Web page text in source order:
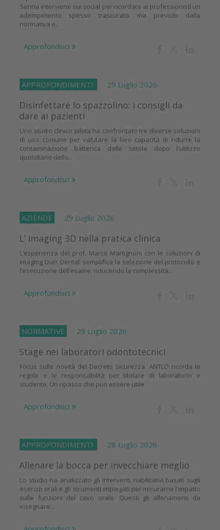
Senna interviene sui social per ricordare ai professionisti un
adempimento spesso trascurato ma previsto dalla
normativa e...
Approfondisci
APPROFONDIMENTI 29 Luglio 2026
Disinfettare lo spazzolino: i consigli da
dare ai pazienti
Uno studio clinico pilota ha confrontato tre diverse soluzioni
di uso comune per valutare la loro capacità di ridurre la
contaminazione batterica delle setole dopo l'utilizzo
quotidiano dello...
Approfondisci
AZIENDE 29 Luglio 2026
L’ imaging 3D nella pratica clinica
L’esperienza del prof. Marco Martignoni con le soluzioni di
imaging Dürr Dental: semplifica la selezione del protocollo e
l’esecuzione dell’esame, riducendo la complessità...
Approfondisci
NORMATIVE 29 Luglio 2026
Stage nei laboratori odontotecnici
Focus sulle novità del Decreto Sicurezza. ANTLO ricorda le
regole e le responsabilità per titolare di laboratorio e
studente. Un ripasso che può essere utile
Approfondisci
APPROFONDIMENTI 28 Luglio 2026
Allenare la bocca per invecchiare meglio
Lo studio ha analizzato gli interventi riabilitativi basati sugli
esercizi orali e gli strumenti impiegati per misurarne l’impatto
sulle funzioni del cavo orale. Questi gli allenamenti da
insegnare...